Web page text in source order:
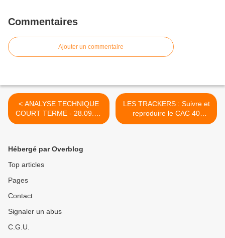
Commentaires
Ajouter un commentaire
< ANALYSE TECHNIQUE
COURT TERME - 28.09.06
-
LES TRACKERS : Suivre et
reproduire le CAC 40
(avant-propos) >
Hébergé par Overblog
Top articles
Pages
Contact
Signaler un abus
C.G.U.